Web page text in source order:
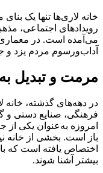
خانه لاری‌ها تنها یک
رویدادهای اجتماعی،
می‌آمده است. در معماری
آداب‌ورسوم مردم یزد و
مرمت و تبدیل
در دهه‌های گذشته،
فرهنگی، صنایع دستی
امروزه به‌عنوان یکی از
باز است. بخشی از خانه
اختصاص یافته است که
بیشتر آشنا شوند.